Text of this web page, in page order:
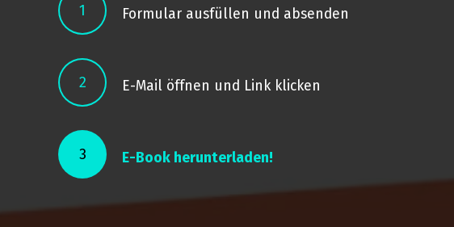
1 Formular ausfüllen und absenden
2 E-Mail öffnen und Link klicken
3 E-Book herunterladen!